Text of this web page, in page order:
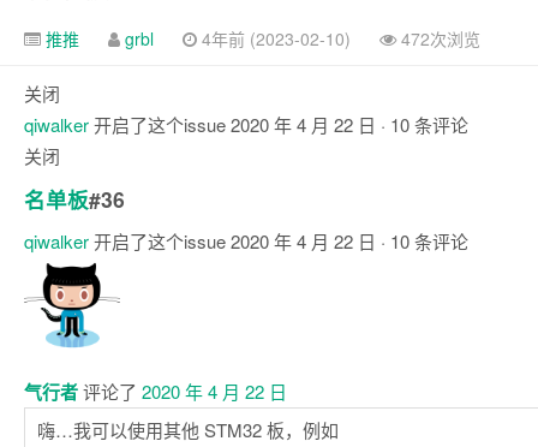
推推 grbl 4年前 (2023-02-10) 472次浏览
关闭
qiwalker开启了这个issue2020 年 4 月 22 日 · 10 条评论
关闭
名单板#36
qiwalker开启了这个issue2020 年 4 月 22 日 · 10 条评论
评
气行者评论了 2020 年 4 月 22 日
嗨…我可以使用其他 STM32 板，例如